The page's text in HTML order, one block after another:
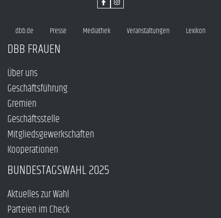
dbb.de Presse Mediathek Veranstaltungen Lexikon
DBB FRAUEN
Über uns
Geschäftsführung
Gremien
Geschäftsstelle
Mitgliedsgewerkschaften
Kooperationen
BUNDESTAGSWAHL 2025
Aktuelles zur Wahl
Parteien im Check